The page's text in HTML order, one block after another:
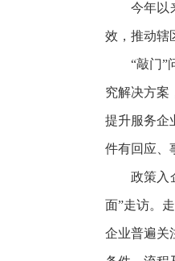
今年以
效，推动辖
“敲门”
究解决方案
提升服务企
件有回应、
政策入
面”走访。
企业普遍关